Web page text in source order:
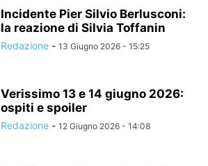
Incidente Pier Silvio Berlusconi:
la reazione di Silvia Toffanin
Redazione - 13 Giugno 2026 - 15:25
Verissimo 13 e 14 giugno 2026:
ospiti e spoiler
Redazione - 12 Giugno 2026 - 14:08